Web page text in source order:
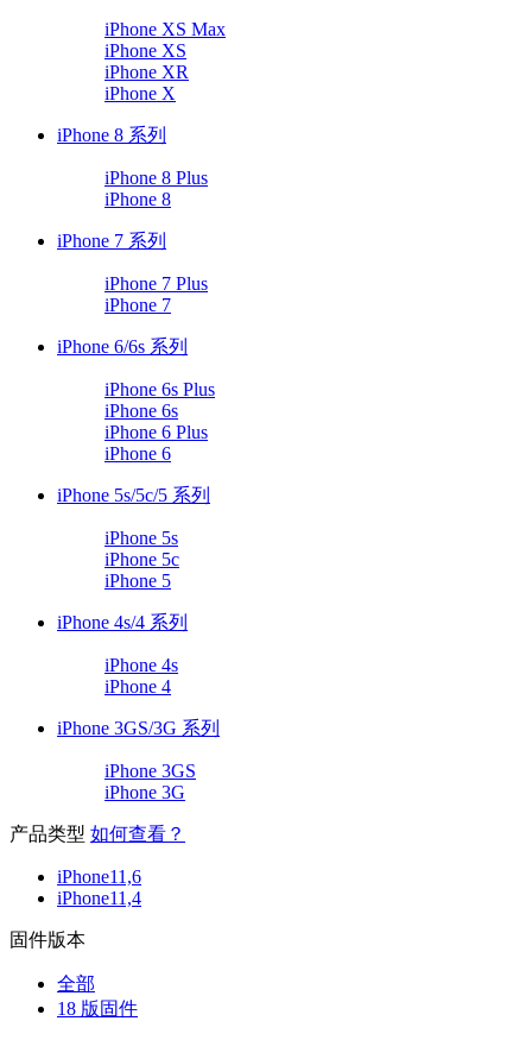
iPhone XS Max
iPhone XS
iPhone XR
iPhone X
iPhone 8 系列
iPhone 8 Plus
iPhone 8
iPhone 7 系列
iPhone 7 Plus
iPhone 7
iPhone 6/6s 系列
iPhone 6s Plus
iPhone 6s
iPhone 6 Plus
iPhone 6
iPhone 5s/5c/5 系列
iPhone 5s
iPhone 5c
iPhone 5
iPhone 4s/4 系列
iPhone 4s
iPhone 4
iPhone 3GS/3G 系列
iPhone 3GS
iPhone 3G
产品类型 如何查看？
iPhone11,6
iPhone11,4
固件版本
全部
18 版固件